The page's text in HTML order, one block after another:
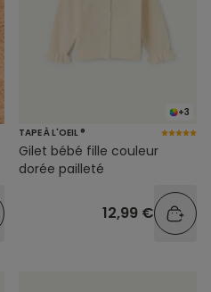
+3
TAPE À L'OEIL ®
Gilet bébé fille couleur
dorée pailleté
12,99 €